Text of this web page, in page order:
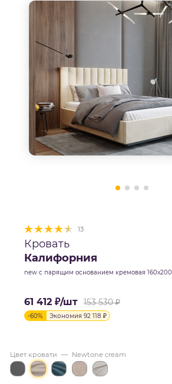
13
Кровать
Калифорния
new с парящим основанием кремовая 160х200
61 412 ₽/шт 153 530₽
-60% Экономия 92 118 ₽
Цвет кровати — Newtone cream